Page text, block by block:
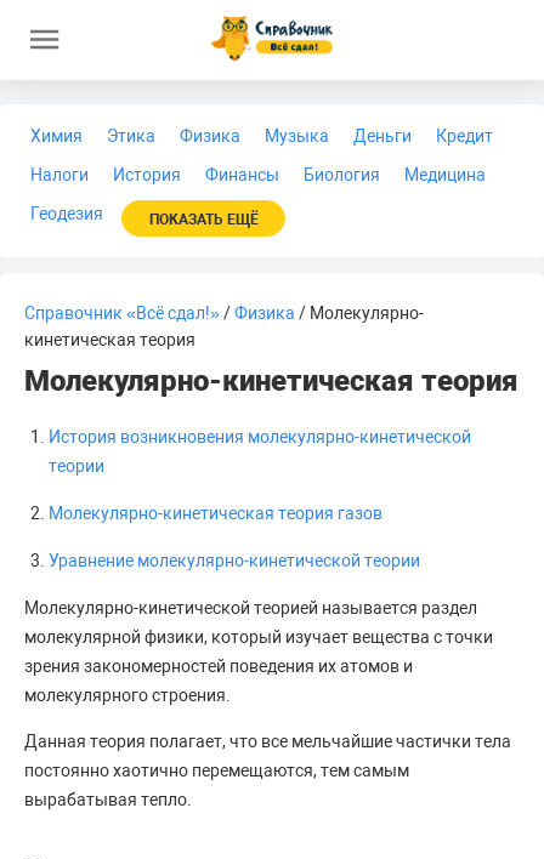
Химия Этика Физика Музыка Деньги
Кредит
Налоги
История Финансы Биология
Медицина
Геодезия
ПОКАЗАТЬ ЕЩЁ
Справочник «Всё сдал!»/Физика / Молекулярно-
кинетическая теория
Молекулярно-кинетическая теория
История возникновения молекулярно-кинетической
теории
Молекулярно-кинетическая теория газов
Уравнение молекулярно-кинетической теории
Молекулярно-кинетической теорией называется раздел
молекулярной физики, который изучает вещества с точки
зрения закономерностей поведения их атомов и
молекулярного строения.
Данная теория полагает, что все мельчайшие частички тела
постоянно хаотично перемещаются, тем самым
вырабатывая тепло.